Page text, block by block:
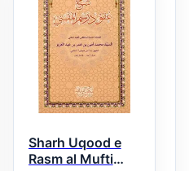
Sharh Uqood e
Rasm al Mufti